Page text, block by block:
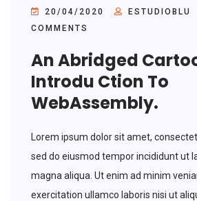
20/04/2020 ESTUDIOBLU
COMMENTS
An Abridged
Introdu Ction To
WebAssembly.
Lorem ipsum dolor sit amet,
sed do eiusmod tempor incididunt ut
magna aliqua. Ut enim ad minim
exercitation ullamco laboris nisi ut